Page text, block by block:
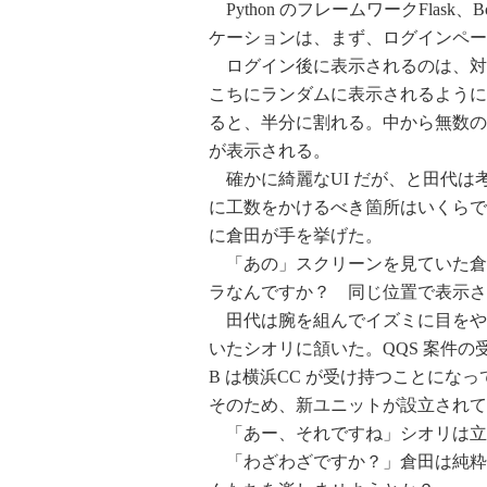
Python のフレームワークFlask、
ケーションは、まず、ログインペ
ログイン後に表示されるのは、
こちにランダムに表示されるよう
ると、半分に割れる。中から無数
が表示される。
確かに綺麗なUI だが、と田代は
に工数をかけるべき箇所はいくら
に倉田が手を挙げた。
「あの」スクリーンを見ていた
ラなんですか？ 同じ位置で表示
田代は腕を組んでイズミに目を
いたシオリに頷いた。QQS 案件の
B は横浜CC が受け持つことにな
そのため、新ユニットが設立され
「あー、それですね」シオリは
「わざわざですか？」倉田は純